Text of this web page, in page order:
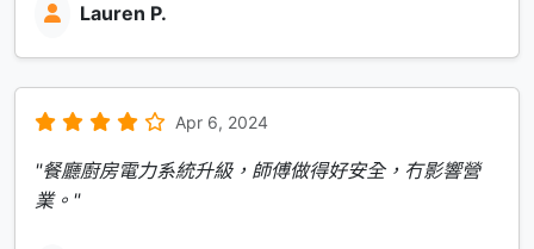
Lauren P.
Apr 6, 2024
"餐廳廚房電力系統升級，師傅做得好安全，冇影響營
業。"